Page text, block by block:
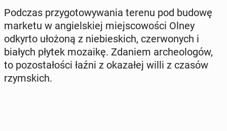
Podczas przy­go­to­wy­wa­nia terenu pod budowę
marketu w an­giel­skiej miej­sco­wo­ści Olney
odkyrto ułożoną z nie­bie­skich, czer­wo­nych i
białych płytek mozaikę. Zdaniem ar­che­olo­gów,
to po­zo­sta­ło­ści łaźni z oka­za­łej willi z czasów
rzym­skich.